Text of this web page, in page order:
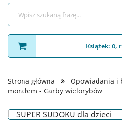
Książek: 0,
Strona główna Opowiadania i
morałem - Garby wielorybów